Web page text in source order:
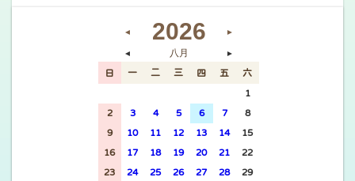
◄ 2026 ►
◄ 八月 ►
日 一 二 三 四 五 六
1
2 3 4 5 6 7 8
9 10 11 12 13 14 15
16 17 18 19 20 21 22
23 24 25 26 27 28 29